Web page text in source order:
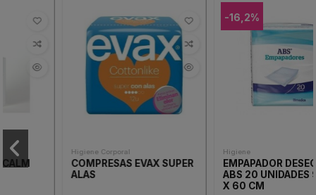
Higiene Corporal
COMPRESAS EVAX SUPER
-16,2%
EMPAPADOR DESECHABLE
ABS 20 UNIDADES 90 CM